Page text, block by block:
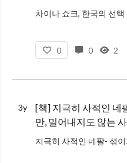
0 0 2
3y
[책] 지극히 사적인 네
만, 밀어내지도 않는